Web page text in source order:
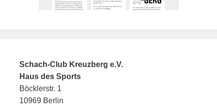
Schach-Club Kreuzberg e.V.
Haus des Sports
Böcklerstr. 1
10969 Berlin